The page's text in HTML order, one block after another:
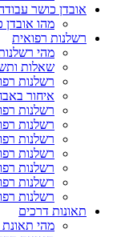
אובדן כושר
מהו אובדן
רשלנות רפואית
מהי
שאלות
רשלנות
איחור
רשלנות
רשלנות
רשלנות
רשלנות
רשלנות
רשלנות
רשלנות
תאונות דרכים
מהי